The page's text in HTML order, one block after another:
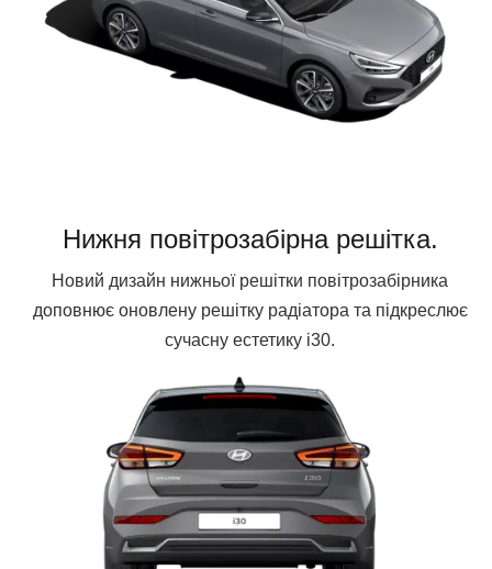
Нижня повітрозабірна решітка.
Новий дизайн нижньої решітки повітрозабірника
доповнює оновлену решітку радіатора та підкреслює
сучасну естетику i30.